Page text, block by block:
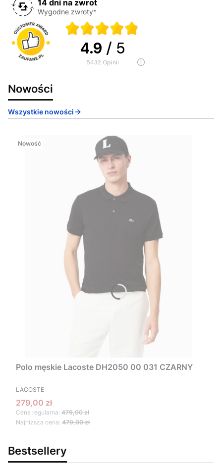
14 dni na zwrot
Wygodne zwroty*
4.9 / 5
5432 opinii
Nowości
Wszystkie nowości
Nowość
Polo męskie Lacoste DH2050 00 031 CZARNY
PRODUCENT
LACOSTE
Cena promocyjna
279,00 zł
Cena regularna: 479,00 zł
Najniższa cena: 479,00 zł
Bestsellery